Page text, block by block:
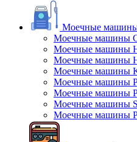
Моечные
Моечные машины
Моечные машины
Моечные машины
Моечные машины
Моечные машины
Моечные машины
Моечные машины
Моечные машины